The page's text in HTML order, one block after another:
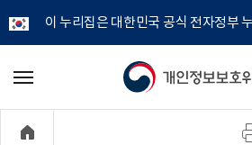
이 누리집은 대한민국 공식 전자정부
개
메
기